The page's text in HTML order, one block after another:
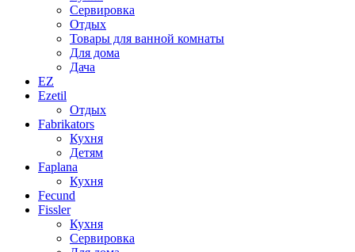
Сервировка
Отдых
Товары для ванной комнаты
Для дома
Дача
EZ
Ezetil
Отдых
Fabrikators
Кухня
Детям
Faplana
Кухня
Fecund
Fissler
Кухня
Сервировка